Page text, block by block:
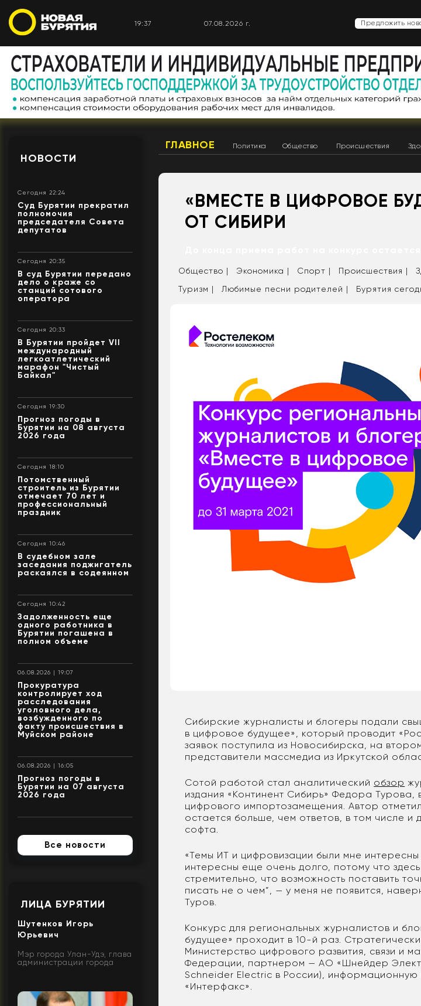
19:37 07.08.2026 г. Предложить
НОВОСТИ
Сегодня 22:24
Суд Бурятии прекратил
полномочия
председателя Совета
депутатов
Сегодня 20:35
В суд Бурятии передано
дело о краже со
станций сотового
оператора
Сегодня 20:33
В Бурятии пройдет VII
международный
легкоатлетический
марафон "Чистый
Байкал"
Сегодня 19:30
Прогноз погоды в
Бурятии на 08 августа
2026 года
Сегодня 18:10
Потомственный
строитель из Бурятии
отмечает 70 лет и
профессиональный
праздник
Сегодня 10:46
В судебном зале
заседания поджигатель
раскаялся в содеянном
Сегодня 10:42
Задолженность еще
одного работника в
Бурятии погашена в
полном объеме
06.08.2026 | 19:07
Прокуратура
контролирует ход
расследования
уголовного дела,
возбужденного по
факту происшествия в
Муйском районе
06.08.2026 | 16:05
Прогноз погоды в
Бурятии на 07 августа
2026 года
Все новости
ЛИЦА БУРЯТИИ
Шутенков Игорь
Юрьевич
Мэр города Улан-Удэ, глава
администрации города
ГЛАВНОЕ Политика Общество Происшествия
«ВМЕСТЕ В ЦИФРОВОЕ
ОТ СИБИРИ
Общество | Экономика | Спорт | Происшествия |
Туризм |
Любимые песни родителей | Бурятия
Сибирские журналисты и блогеры подали
в цифровое будущее», который проводит
заявок поступила из Новосибирска, на
представители массмедиа из Иркутской
Сотой работой стал аналитический обзор
издания «Континент Сибирь» Федора
цифрового импортозамещения. Автор
остается больше, чем ответов, в том числе и
софта.
«Темы ИТ и цифровизации были мне
интересны еще очень долго, потому что
стремительно, что возможность поставить
писать не о чем”, — у меня не появится,
Туров.
Конкурс для региональных журналистов и
будущее» проходит в 10-й раз.
Министерство цифрового развития, связи и
Федерации, партнером — АО «Шнейдер
Schneider Electric в России), информационную
«Интерфакс».